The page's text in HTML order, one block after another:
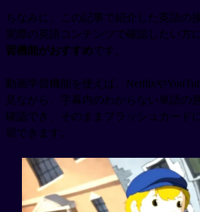
ちなみに、この記事で紹介した英語の
実際の英語コンテンツで確認したい方に
習機能がおすすめです。
動画学習機能を使えば、Netflixや
見ながら、字幕内のわからない単語の
確認でき、そのままフラッシュカード
習できます。